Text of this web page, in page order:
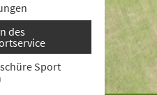
des
Sport